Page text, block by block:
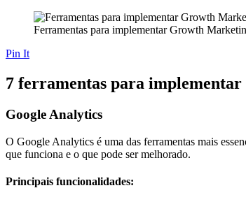
Ferramentas para implementar Growth
Pin It
7 ferramentas para
Google Analytics
O Google Analytics é uma das ferramentas mais
que funciona e o que pode ser melhorado.
Principais funcionalidades: